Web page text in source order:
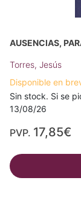
AUSENCIAS,
Torres, Jesús
Disponible en
Sin stock. Si se
13/08/26
PVP. 17,85€